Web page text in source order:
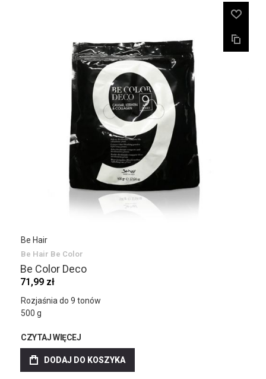
Be Hair
Be Hair Be Color
Be Color Deco
71,99 zł
Rozjaśnia do 9 tonów
500 g
CZYTAJ WIĘCEJ
DODAJ DO KOSZYKA